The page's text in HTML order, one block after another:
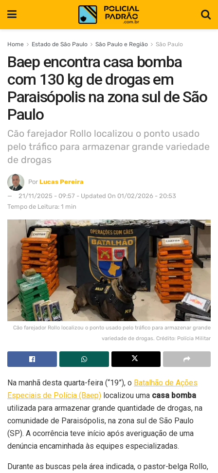
Home Estado de São Paulo São Paulo e Região São Paulo
Baep encontra casa bomba
com 130 kg de drogas em
Paraisópolis na zona sul de São
Paulo
Cão farejador Rollo localizou o ponto usado
pelo tráfico para armazenar grande variedade
de drogas
Por Lucas Pereira
21/11/2025 - 09:57 - Updated On 01/02/2026 - 20:53
Tempo de Leitura: 1 min
Cão farejador Rollo localizou o ponto usado pelo tráfico para armazenar grande
variedade de drogas. Crédito: Polícia Militar
Na manhã desta quarta-feira (“19”), o Batalhão de Ações
Especiais de Polícia (Baep) localizou uma casa bomba
utilizada para armazenar grande quantidade de drogas, na
comunidade de Paraisópolis, na zona sul de São Paulo
(SP). A ocorrência teve início após averiguação de uma
denúncia encaminhada às equipes especializadas.
Durante as buscas pela área indicada, o pastor-belga Rollo,